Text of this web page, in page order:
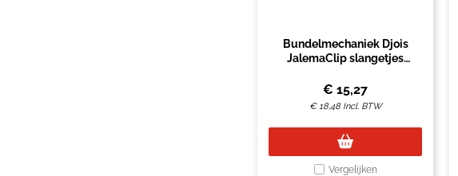
Bundelmechaniek Djois
JalemaClip slangetjes
€ 15,27
€18,48 Incl. BTW
Vergelijken